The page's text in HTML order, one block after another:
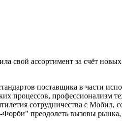
ассортимент за счёт
поставщика в части
процессов, профессионализм
сотрудничества с Мобил,
преодолеть вызовы рынка,